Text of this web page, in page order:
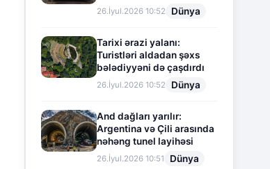
26.İyul.2026 10:52 Dünya
Tarixi ərazi yalanı:
Turistləri aldadan şəxs
bələdiyyəni də çaşdırdı
26.İyul.2026 10:52 Dünya
And dağları yarılır:
Argentina və Çili arasında
nəhəng tunel layihəsi
26.İyul.2026 10:51 Dünya